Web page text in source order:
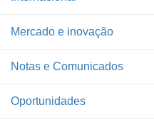
Mercado e inovação
Notas e Comunicados
Oportunidades